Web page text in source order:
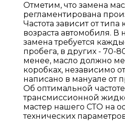
Отметим, что замена
регламентирована
Частота зависит от типа
возраста автомобиля. В
замена требуется
пробега, в других - 70-
менее, масло должно
коробках, независимо от
написано в мануале от
Об оптимальной
трансмиссионной
мастер нашего СТО на
технических